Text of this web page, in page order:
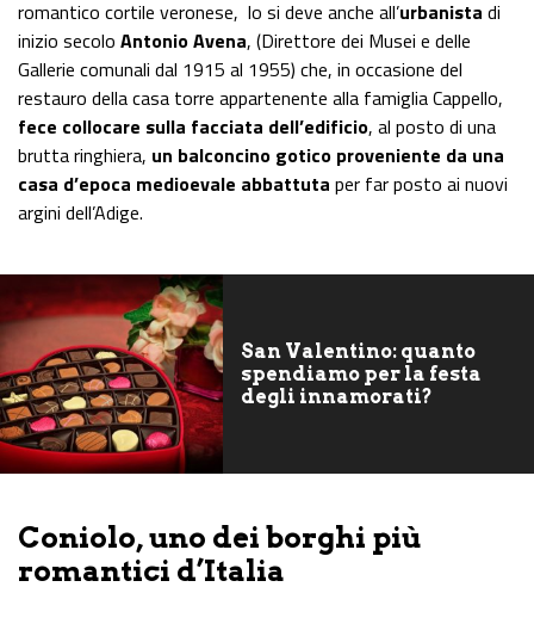
romantico cortile veronese, lo si deve anche all’urbanista di
inizio secolo Antonio Avena, (Direttore dei Musei e delle
Gallerie comunali dal 1915 al 1955) che, in occasione del
restauro della casa torre appartenente alla famiglia Cappello,
fece collocare sulla facciata dell’edificio, al posto di una
brutta ringhiera, un balconcino gotico proveniente da una
casa d’epoca medioevale abbattuta per far posto ai nuovi
argini dell’Adige.
San Valentino: quanto
spendiamo per la festa
degli innamorati?
Coniolo, uno dei borghi più
romantici d’Italia